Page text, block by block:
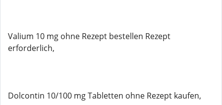
Valium 10 mg ohne Rezept bestellen Rezept
erforderlich,
Dolcontin 10/100 mg Tabletten ohne Rezept kaufen,